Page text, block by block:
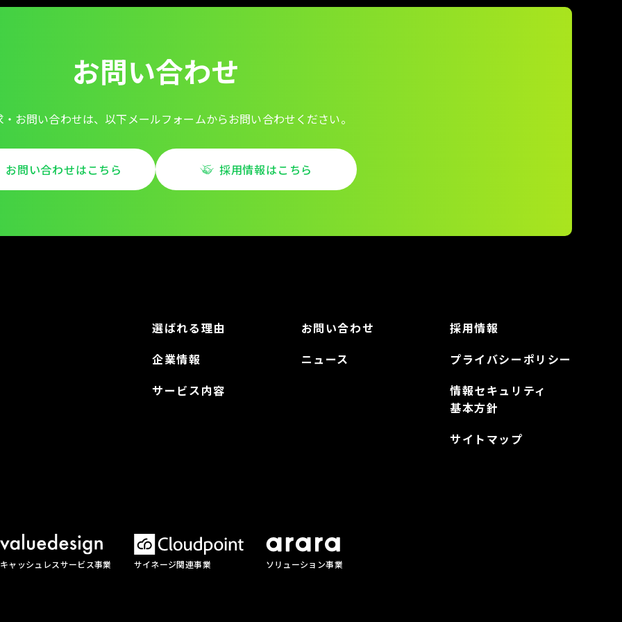
お問い合わせ
お問い合わせは、以下メールフォームからお問い合わせください。
お問い合わせはこちら 採用情報はこちら
選ばれる理由
企業情報
サービス内容
お問い合わせ
ニュース
採用情報
プライバシーポリシー
情報セキュリティ
基本方針
サイトマップ
キャッシュレスサービス事業 サイネージ関連事業 ソリューション事業